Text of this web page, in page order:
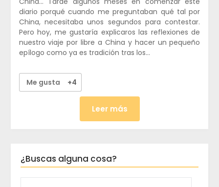
diario porqué cuando me preguntaban qué tal por
China, necesitaba unos segundos para contestar.
Pero hoy, me gustaría explicaros las reflexiones de
nuestro viaje por libre a China y hacer un pequeño
epílogo como ya es tradición tras los…
Me gusta +4
Leer más
¿Buscas alguna cosa?